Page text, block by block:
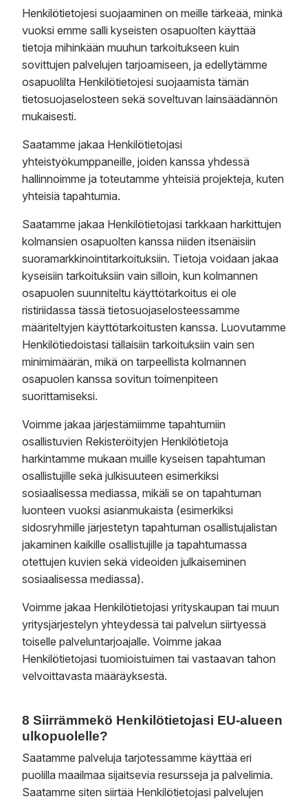
Henkilötietojesi suojaaminen on meille tärkeää, minkä
vuoksi emme salli kyseisten osapuolten käyttää
tietoja mihinkään muuhun tarkoitukseen kuin
sovittujen palvelujen tarjoamiseen, ja edellytämme
osapuolilta Henkilötietojesi suojaamista tämän
tietosuojaselosteen sekä soveltuvan lainsäädännön
mukaisesti.
Saatamme jakaa Henkilötietojasi
yhteistyökumppaneille, joiden kanssa yhdessä
hallinnoimme ja toteutamme yhteisiä projekteja, kuten
yhteisiä tapahtumia.
Saatamme jakaa Henkilötietojasi tarkkaan harkittujen
kolmansien osapuolten kanssa niiden itsenäisiin
suoramarkkinointitarkoituksiin. Tietoja voidaan jakaa
kyseisiin tarkoituksiin vain silloin, kun kolmannen
osapuolen suunniteltu käyttötarkoitus ei ole
ristiriidassa tässä tietosuojaselosteessamme
määriteltyjen käyttötarkoitusten kanssa. Luovutamme
Henkilötiedoistasi tällaisiin tarkoituksiin vain sen
minimimäärän, mikä on tarpeellista kolmannen
osapuolen kanssa sovitun toimenpiteen
suorittamiseksi.
Voimme jakaa järjestämiimme tapahtumiin
osallistuvien Rekisteröityjen Henkilötietoja
harkintamme mukaan muille kyseisen tapahtuman
osallistujille sekä julkisuuteen esimerkiksi
sosiaalisessa mediassa, mikäli se on tapahtuman
luonteen vuoksi asianmukaista (esimerkiksi
sidosryhmille järjestetyn tapahtuman osallistujalistan
jakaminen kaikille osallistujille ja tapahtumassa
otettujen kuvien sekä videoiden julkaiseminen
sosiaalisessa mediassa).
Voimme jakaa Henkilötietojasi yrityskaupan tai muun
yritysjärjestelyn yhteydessä tai palvelun siirtyessä
toiselle palveluntarjoajalle. Voimme jakaa
Henkilötietojasi tuomioistuimen tai vastaavan tahon
velvoittavasta määräyksestä.
8 Siirrämmekö Henkilötietojasi EU-alueen
ulkopuolelle?
Saatamme palveluja tarjotessamme käyttää eri
puolilla maailmaa sijaitsevia resursseja ja palvelimia.
Saatamme siten siirtää Henkilötietojasi palvelujen